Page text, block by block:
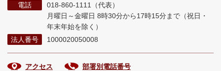
電話
018-860-1111（代表）
月曜日～金曜日 8時30分から17時15分まで （祝日・
年末年始を除く）
法人番号
1000020050008
アクセス 部署別電話番号